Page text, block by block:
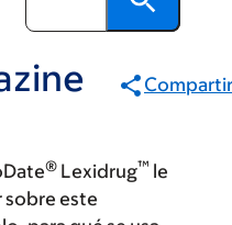
Compartir
® Lexidrug™ le
sobre este